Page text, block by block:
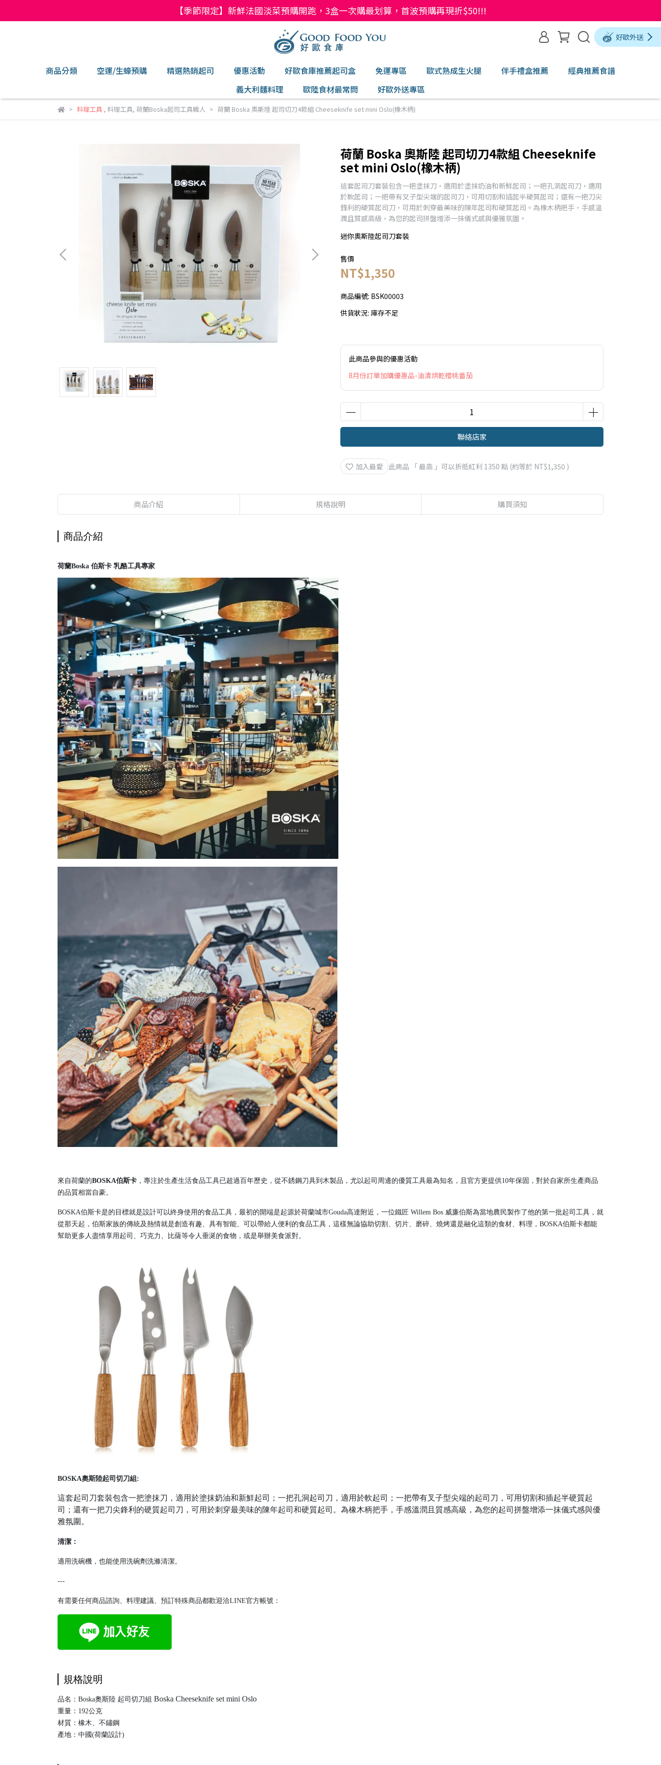
【季節限定】新鮮法國淡菜預購開跑，3盒一次購最划算，首波預購再現折$50!!!
好歐外送
商品分類 空運/生蠔預購 精選熱銷起司 優惠活動 好歐食庫推薦起司盒 免運專區 歐式熟成生火腿 伴手禮盒推薦
經典推薦食譜
義大利麵料理
歐陸食材最常問 好歐外送專區
料理工具, 料理工具, 荷蘭Boska起司工具職人 荷蘭 Boska 奧斯陸 起司切刀4款組 Cheeseknife set mini Oslo(橡木柄)
荷蘭 Boska 奧斯陸 起司切刀4款組 Cheeseknife
set mini Oslo(橡木柄)
這套起司刀套裝包含一把塗抹刀，適用於塗抹奶油和新鮮起司；一把孔洞起司刀，適用
於軟起司；一把帶有叉子型尖端的起司刀，可用切割和插起半硬質起司；還有一把刀尖
鋒利的硬質起司刀，可用於刺穿最美味的陳年起司和硬質起司。為橡木柄把手，手感溫
潤且質感高級，為您的起司拼盤增添一抹儀式感與優雅氛圍。
迷你奧斯陸起司刀套裝
售價
NT$1,350
商品編號: BSK00003
供貨狀況: 庫存不足
此商品參與的優惠活動
8月份訂單加購優惠品-油漬烘乾櫻桃番茄
聯絡店家
加入最愛 此商品 「 最高 」可以折抵紅利 1350 點 (約等於 NT$1,350 )
商品介紹 規格說明 購買須知
商品介紹
荷蘭Boska 伯斯卡 乳酪工具專家
來自荷蘭的BOSKA伯斯卡 ，專注於生產生活食品工具已超過百年歷史，從不銹鋼刀具到木製品，尤以起司周邊的優質工具最為知名，且官方更提供10年保固，對於自家所生產商品
的品質相當自豪。
BOSKA伯斯卡是的目標就是設計可以終身使用的食品工具，最初的開端是起源於荷蘭城市Gouda高達附近，一位鐵匠 Willem Bos 威廉伯斯為當地農民製作了他的第一批起司工具，就
從那天起，伯斯家族的傳統及熱情就是創造有趣、具有智能、可以帶給人便利的食品工具，這樣無論協助切割、切片、磨碎、燒烤還是融化這類的食材、料理，BOSKA伯斯卡都能
幫助更多人盡情享用起司、巧克力、比薩等令人垂涎的食物，或是舉辦美食派對。
BOSKA奧斯陸起司切刀組:
這套起司刀套裝包含一把塗抹刀，適用於塗抹奶油和新鮮起司；一把孔洞起司刀，適用於軟起司；一把帶有叉子型尖端的起司刀，可用切割和插起半硬質起
司；還有一把刀尖鋒利的硬質起司刀，可用於刺穿最美味的陳年起司和硬質起司。為橡木柄把手，手感溫潤且質感高級，為您的起司拼盤增添一抹儀式感與優
雅氛圍。
清潔：
適用洗碗機，也能使用洗碗劑洗滌清潔。
---
有需要任何商品諮詢、料理建議、預訂特殊商品都歡迎洽LINE官方帳號：
規格說明
品名：Boska奧斯陸 起司切刀組 Boska Cheeseknife set mini Oslo
重量：192公克
材質：橡木、不鏽鋼
產地：中國(荷蘭設計)